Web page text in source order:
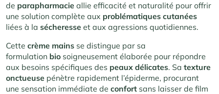
de parapharmacie allie efficacité et naturalité pour offrir
une solution complète aux problématiques cutanées
liées à la sécheresse et aux agressions quotidiennes.
Cette crème mains se distingue par sa
formulation bio soigneusement élaborée pour répondre
aux besoins spécifiques des peaux délicates. Sa texture
onctueuse pénètre rapidement l’épiderme, procurant
une sensation immédiate de confort sans laisser de film